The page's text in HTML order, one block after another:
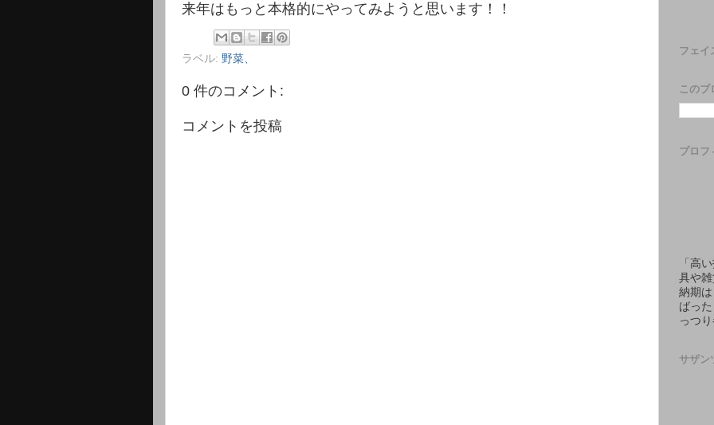
来年はもっと本格的にやってみようと思います！！
ラベル: 野菜、
0 件のコメント:
コメントを投稿
フェイ
このブ
プロフ
「高
具や
納期
ばっ
っつ
サザン